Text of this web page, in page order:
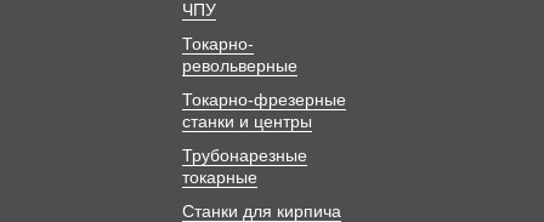
ЧПУ
Токарно-
револьверные
Токарно-фрезерные
станки и центры
Трубонарезные
токарные
Станки для кирпича